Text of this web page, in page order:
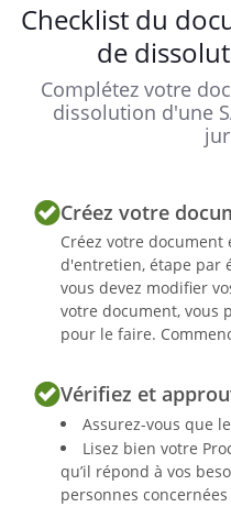
Nous avons
à l'Assemblée
, à
au
, à l'effet de
suivant :
Checklist du
de
Complétez votre
dissolution d'une
Créez votre
Créez votre document
d'entretien, étape par
vous devez modifier
votre document, vous
pour le faire.
Vérifiez et
Assurez-vous que
Lisez bien votre
qu’il répond à vos
personnes